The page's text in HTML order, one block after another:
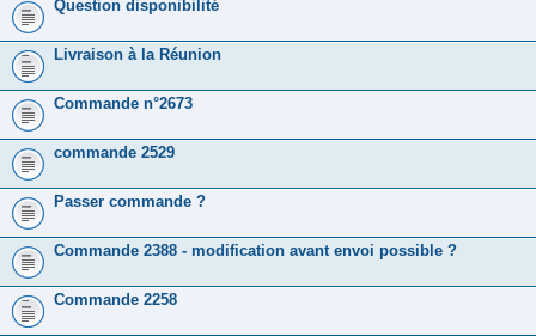
Question disponibilité
Livraison à la Réunion
Commande n°2673
commande 2529
Passer commande ?
Commande 2388 - modification avant envoi possible ?
Commande 2258